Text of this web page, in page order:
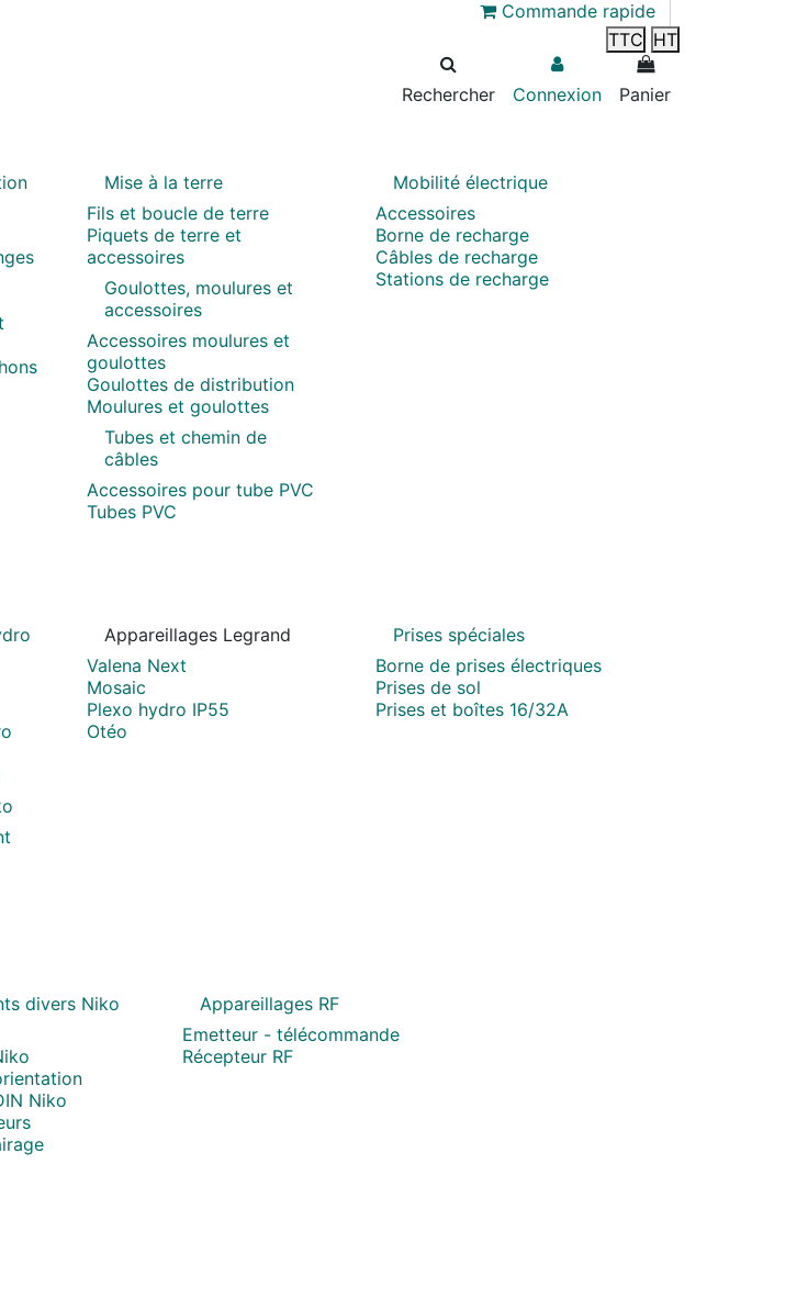
Commande rapide
TTC HT
Rechercher Connexion Panier
Mise à la terre
Fils et boucle de terre
Piquets de terre et
accessoires
Goulottes, moulures et
accessoires
Accessoires moulures et
goulottes
Goulottes de distribution
Moulures et goulottes
Tubes et chemin de
câbles
Accessoires pour tube PVC
Tubes PVC
Mobilité électrique
Accessoires
Borne de recharge
Câbles de recharge
Stations de recharge
Appareillages Legrand
Valena Next
Mosaic
Plexo hydro IP55
Otéo
Prises spéciales
Borne de prises électriques
Prises de sol
Prises et boîtes 16/32A
divers Niko
Niko
Appareillages RF
Emetteur - télécommande
Récepteur RF